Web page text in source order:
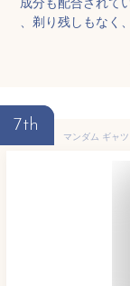
、剃り残しもなく
7th